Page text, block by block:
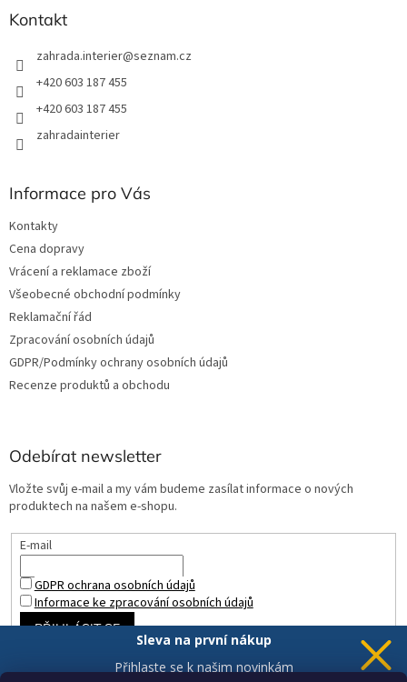
Kontakt
zahrada.interier@seznam.cz
+420 603 187 455
+420 603 187 455
zahradainterier
Informace pro Vás
Kontakty
Cena dopravy
Vrácení a reklamace zboží
Všeobecné obchodní podmínky
Reklamační řád
Zpracování osobních údajů
GDPR/Podmínky ochrany osobních údajů
Recenze produktů a obchodu
Odebírat newsletter
Vložte svůj e-mail a my vám budeme zasílat informace o nových
produktech na našem e-shopu.
E-mail
GDPR ochrana osobních údajů
Informace ke zpracování osobních údajů
PŘIHLÁSIT SE
Sleva na první nákup
Přihlaste se k našim novinkám